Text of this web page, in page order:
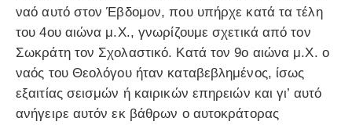
ναό αυτό στον Έβδομον, που υπήρχε κατά τα τέλη
του 4ου αιώνα μ.Χ., γνωρίζουμε σχετικά από τον
Σωκράτη τον Σχολαστικό. Κατά τον 9ο αιώνα μ.Χ. ο
ναός του Θεολόγου ήταν καταβεβλημένος, ίσως
εξαιτίας σεισμών ή καιρικών επηρειών και γι’ αυτό
ανήγειρε αυτόν εκ βάθρων ο αυτοκράτορας